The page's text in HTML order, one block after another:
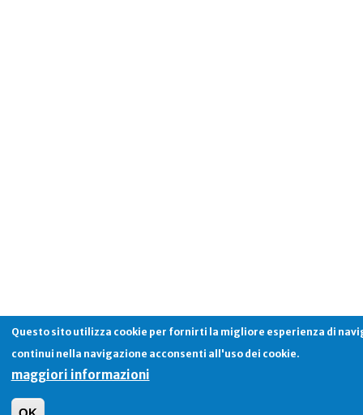
Questo sito utilizza cookie per fornirti la migliore esperienza di
continui nella navigazione acconsenti all'uso dei cookie.
maggiori informazioni